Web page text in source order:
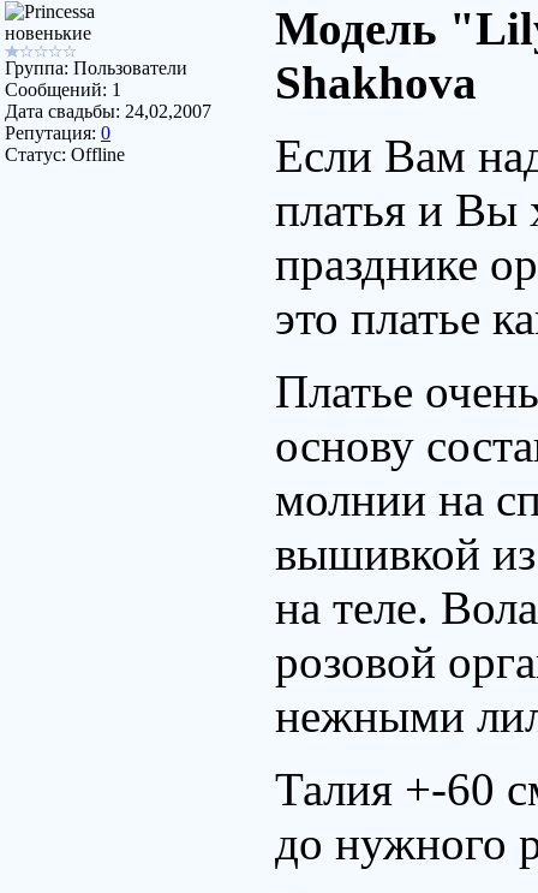
новенькие
Группа: Пользователи
Сообщений: 1
Дата свадьбы: 24,02,2007
Репутация: 0
Статус: Offline
Модель
Shakhova
Если Вам
платья и Вы
празднике
это платье
Платье
основу
молнии на
вышивкой из
на теле.
розовой
нежными
Талия +-60
до нужного